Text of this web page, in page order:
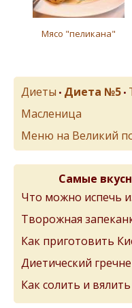
Мясо "пеликана"
Диеты • Диета №5 •
Масленица
Меню на Великий
Самые
Что можно испечь
Творожная
Как приготовить
Диетический
Как солить и